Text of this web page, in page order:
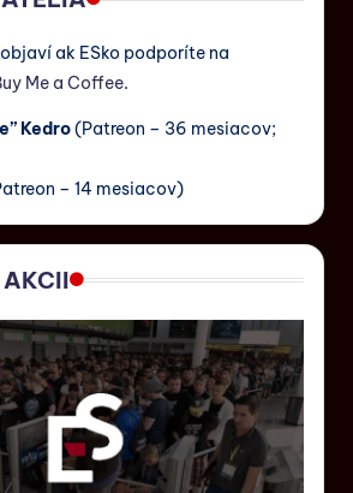
ak ESko podporíte na
Me a Coffee.
Kedro(Patreon – 36 mesiacov;
– 14 mesiacov)
AKCII